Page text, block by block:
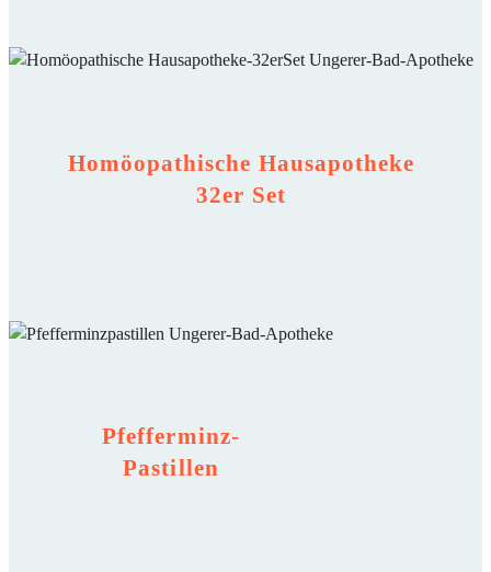
Homöopathische Hausapotheke
32er Set
Pfefferminz-
Pastillen